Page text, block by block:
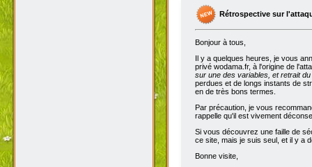
Rétrospective sur
Bonjour à tous,
Il y a quelques heures, je vous
privé wodama.fr, à l'origine de
sur une des variables, et retrait
perdues et de longs instants de
en de très bons termes.
Par précaution, je vous
rappelle qu'il est vivement
Si vous découvrez une faille de
ce site, mais je suis seul, et il y a
Bonne visite,